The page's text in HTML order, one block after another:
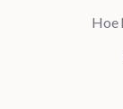
Hoe